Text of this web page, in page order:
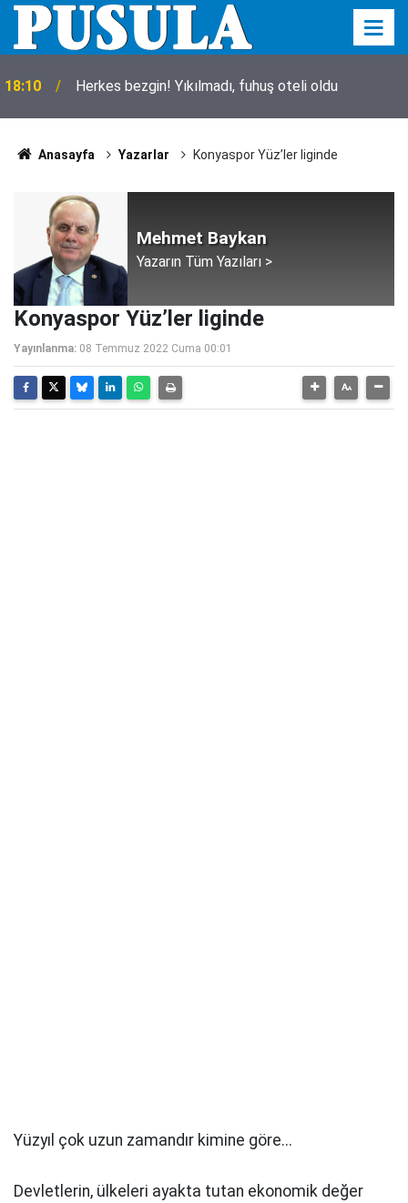
18:10 Herkes bezgin! Yıkılmadı, fuhuş oteli oldu
Anasayfa Yazarlar Konyaspor Yüz’ler liginde
Mehmet Baykan
Yazarın Tüm Yazıları >
Konyaspor Yüz’ler liginde
Yayınlanma: 08 Temmuz 2022 Cuma 00:01
Yüzyıl çok uzun zamandır kimine göre...
Devletlerin, ülkeleri ayakta tutan ekonomik değer